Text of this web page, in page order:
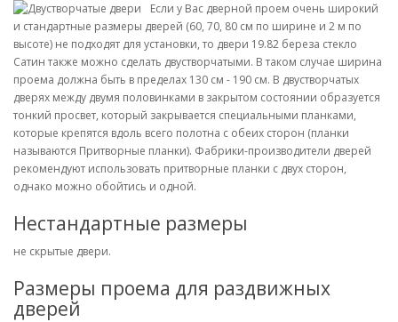
Если у Вас дверной проем очень широкий
и стандартные размеры дверей (60, 70, 80 см по ширине и 2 м по
высоте) не подходят для установки, то двери 19.82 береза стекло
Сатин также можно сделать двустворчатыми. В таком случае ширина
проема должна быть в пределах 130 см - 190 см. В двустворчатых
дверях между двумя половинками в закрытом состоянии образуется
тонкий просвет, который закрывается специальными планками,
которые крепятся вдоль всего полотна с обеих сторон (планки
называются Притворные планки). Фабрики-производители дверей
рекомендуют использовать притворные планки с двух сторон,
однако можно обойтись и одной.
Нестандартные размеры
не скрытые двери.
Размеры проема для раздвижных
дверей